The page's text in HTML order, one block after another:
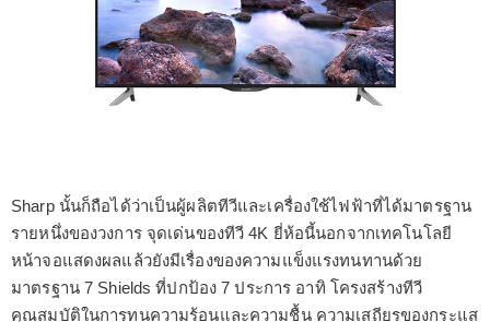
Sharp นั้นก็ถือได้ว่าเป็นผู้ผลิตทีวีและเครื่องใช้ไฟฟ้าที่ได้มาตรฐาน
รายหนึ่งของวงการ จุดเด่นของทีวี 4K ยี่ห้อนี้นอกจากเทคโนโลยี
หน้าจอแสดงผลแล้วยังมีเรื่องของความแข็งแรงทนทานด้วย
มาตรฐาน 7 Shields ที่ปกป้อง 7 ประการ อาทิ โครงสร้างทีวี
คุณสมบัติในการทนความร้อนและความชื้น ความเสถียรของกระแส